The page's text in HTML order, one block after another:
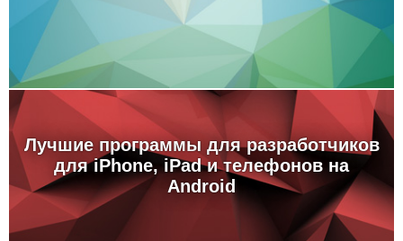
Лучшие программы для разработчиков
для iPhone, iPad и телефонов на
Android